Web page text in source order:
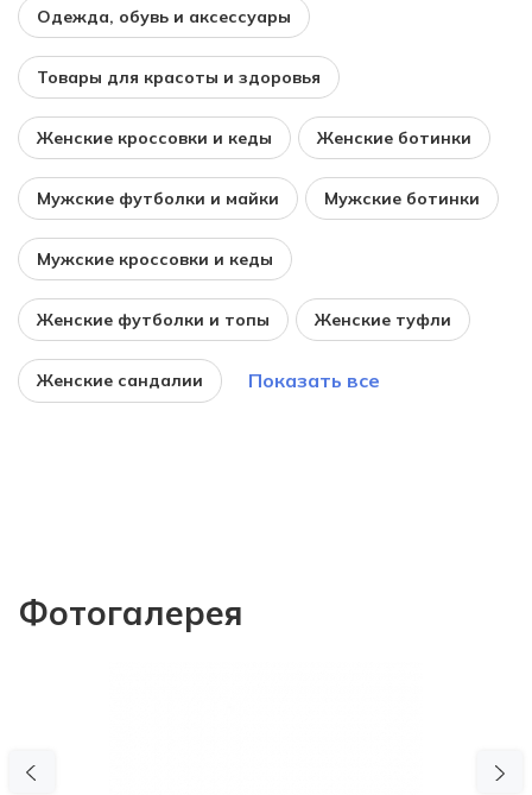
Одежда, обувь и аксессуары
Товары для красоты и здоровья
Женские кроссовки и кеды Женские ботинки
Мужские футболки и майки Мужские ботинки
Мужские кроссовки и кеды
Женские футболки и топы Женские туфли
Женские сандалии Показать все
Фотогалерея